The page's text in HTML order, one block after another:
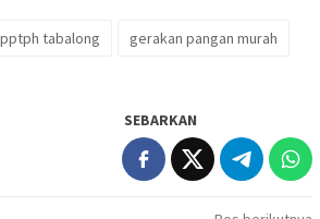
tabalong
gerakan pangan murah
SEBARKAN